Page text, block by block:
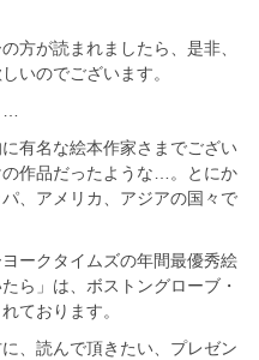
方が読まれましたら、是非、
いのでございます。
…
有名な絵本作家さまでござい
作品だったような…。とにか
、アメリカ、アジアの国々で
ークタイムズの年間最優秀絵
ら」は、ボストングローブ・
ております。
、読んで頂きたい、プレゼン